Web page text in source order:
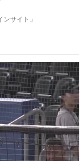
サイト」